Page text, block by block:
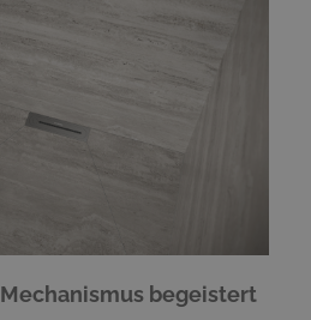
begeistert